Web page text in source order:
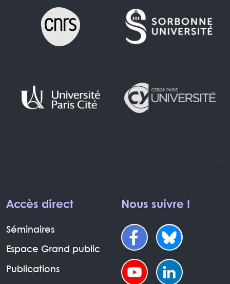
Accès direct
Séminaires
Espace Grand public
Publications
Nous suivre !